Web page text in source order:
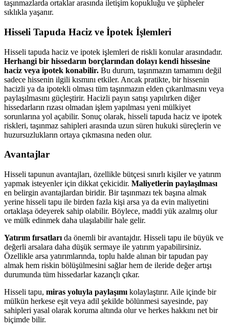
taşınmazlarda ortaklar arasında iletişim kopukluğu ve şüpheler
sıklıkla yaşanır.
Hisseli Tapuda Haciz ve İpotek İşlemleri
Hisseli tapuda haciz ve ipotek işlemleri de riskli konular arasındadır.
Herhangi bir hissedarın borçlarından dolayı kendi hissesine
haciz veya ipotek konabilir. Bu durum, taşınmazın tamamını değil
sadece hissenin ilgili kısmını etkiler. Ancak pratikte, bir hissenin
hacizli ya da ipotekli olması tüm taşınmazın elden çıkarılmasını veya
paylaşılmasını güçleştirir. Hacizli payın satışı yapılırken diğer
hissedarların rızası olmadan işlem yapılması yeni mülkiyet
sorunlarına yol açabilir. Sonuç olarak, hisseli tapuda haciz ve ipotek
riskleri, taşınmaz sahipleri arasında uzun süren hukuki süreçlerin ve
huzursuzlukların ortaya çıkmasına neden olur.
Avantajlar
Hisseli tapunun avantajları, özellikle bütçesi sınırlı kişiler ve yatırım
yapmak isteyenler için dikkat çekicidir. Maliyetlerin paylaşılması
en belirgin avantajlardan biridir. Bir taşınmazı tek başına almak
yerine hisseli tapu ile birden fazla kişi arsa ya da evin maliyetini
ortaklaşa ödeyerek sahip olabilir. Böylece, maddi yük azalmış olur
ve mülk edinmek daha ulaşılabilir hale gelir.
Yatırım fırsatları da önemli bir avantajdır. Hisseli tapu ile büyük ve
değerli arsalara daha düşük sermaye ile yatırım yapabilirsiniz.
Özellikle arsa yatırımlarında, toplu halde alınan bir tapudan pay
almak hem riskin bölüşülmesini sağlar hem de ileride değer artışı
durumunda tüm hissedarlar kazançlı çıkar.
Hisseli tapu, miras yoluyla paylaşımı kolaylaştırır. Aile içinde bir
mülkün herkese eşit veya adil şekilde bölünmesi sayesinde, pay
sahipleri yasal olarak koruma altında olur ve herkes hakkını net bir
biçimde bilir.